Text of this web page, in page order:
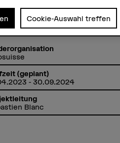
(geplant)
- 30.09.2024
Blanc
Cookie-Auswahl treffen